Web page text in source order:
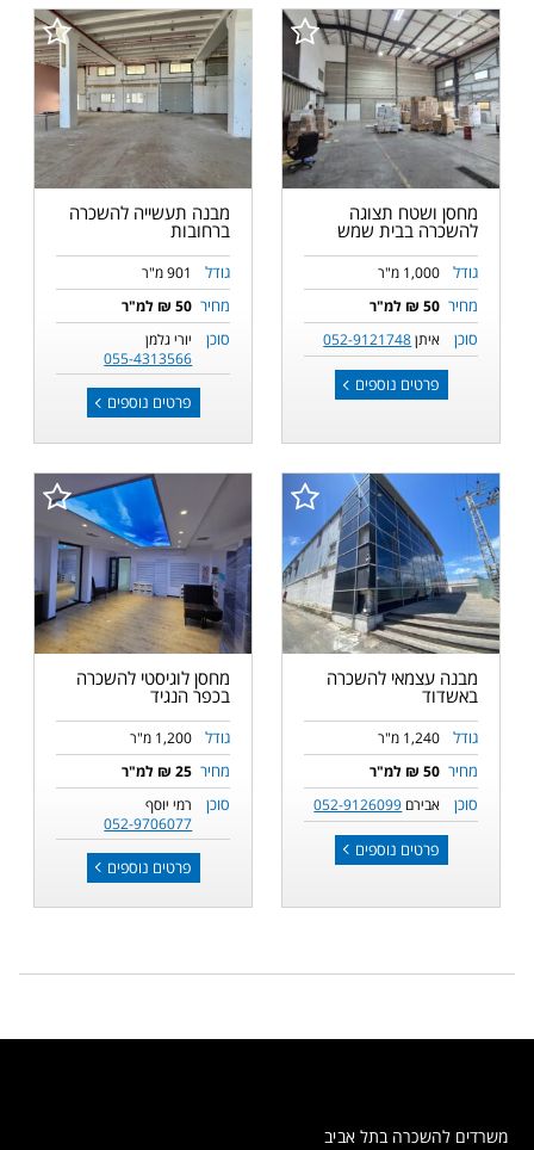
מחסן ושטח תצוגה
להשכרה בבית שמש
גודל 1,000 מ"ר
מחיר 50 ₪ למ"ר
סוכן איתן052-9121748
פרטים נוספים
מבנה תעשייה להשכרה
ברחובות
גודל 901 מ"ר
מחיר 50 ₪ למ"ר
סוכן
יורי גלמן
055-4313566
פרטים נוספים
מבנה עצמאי להשכרה
באשדוד
גודל 1,240 מ"ר
מחיר 50 ₪ למ"ר
סוכן אבירם 052-9126099
פרטים נוספים
מחסן לוגיסטי להשכרה
בכפר הנגיד
גודל 1,200 מ"ר
מחיר 25 ₪ למ"ר
סוכן
רמי יוסף
052-9706077
פרטים נוספים
משרדים להשכרה בתל אביב